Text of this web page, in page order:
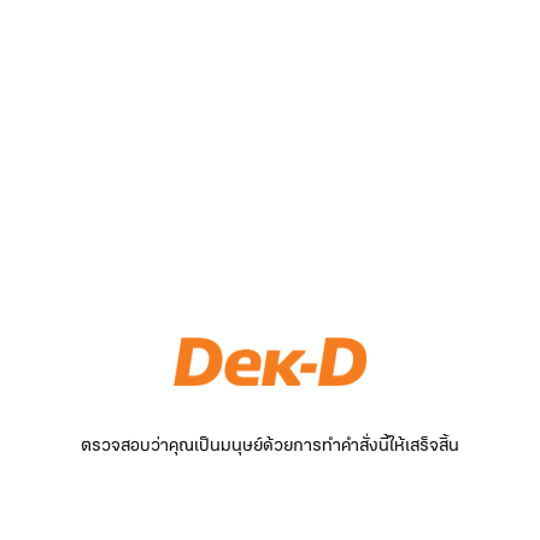
ตรวจสอบว่าคุณเป็นมนุษย์ด้วยการทำคำสั่งนี้ให้เสร็จสิ้น